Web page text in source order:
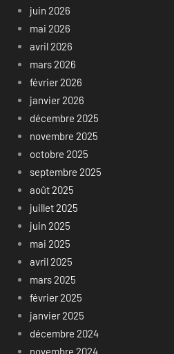
juin 2026
mai 2026
avril 2026
mars 2026
février 2026
janvier 2026
décembre 2025
novembre 2025
octobre 2025
septembre 2025
août 2025
juillet 2025
juin 2025
mai 2025
avril 2025
mars 2025
février 2025
janvier 2025
décembre 2024
novembre 2024